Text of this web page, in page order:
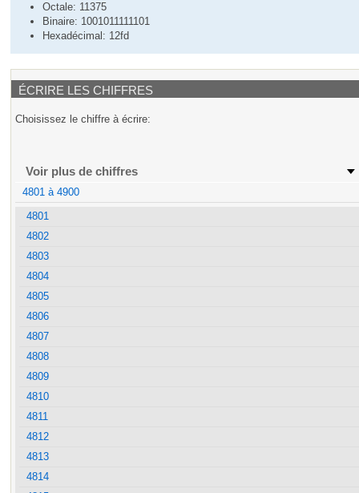
Octale: 11375
Binaire: 1001011111101
Hexadécimal: 12fd
ÉCRIRE LES CHIFFRES
Choisissez le chiffre à écrire:
Voir plus de chiffres
4801 à 4900
4801
4802
4803
4804
4805
4806
4807
4808
4809
4810
4811
4812
4813
4814